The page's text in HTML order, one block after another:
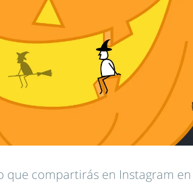
compartirás en Instagram en